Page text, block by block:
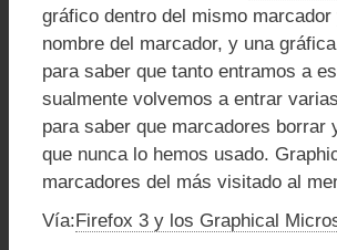
gráfico dentro del mismo
nombre del marcador, y una
para saber que tanto entramos a
sualmente volvemos a entrar
para saber que marcadores borrar
que nunca lo hemos usado.
marcadores del más visitado al
Vía:Firefox 3 y los Graphical